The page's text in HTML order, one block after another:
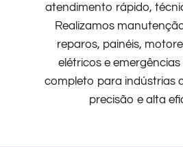
atendimento rápido,
Realizamos
reparos, painéis,
elétricos e
completo para indústrias
precisão e alta